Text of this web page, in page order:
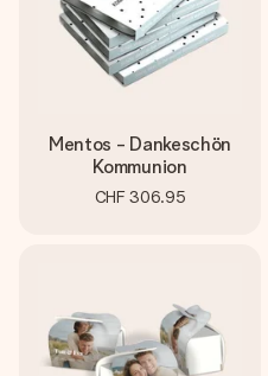
Mentos - Dankeschön
Kommunion
CHF 306.95